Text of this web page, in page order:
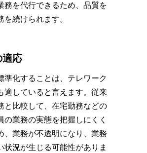
務を代行できるため、品質を
続けられます。
適応
準化することは、テレワーク
適していると言えます。従来
と比較して、在宅勤務などの
の業務の実態を把握しにくく
、業務が不透明になり、業務
状況が生じる可能性がありま